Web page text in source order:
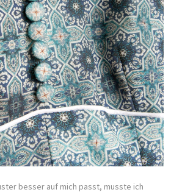
besser auf mich passt, musste ich